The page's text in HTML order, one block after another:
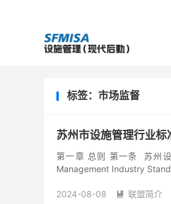
标签：市场监督
苏州市设施管理行业标
第一章 总则 第一条 苏州
Management Industry
2024-08-08  联盟简介